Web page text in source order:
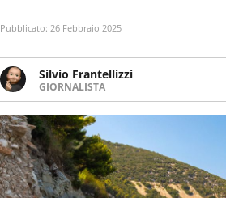
Pubblicato: 26 Febbraio 2025
Silvio Frantellizzi
GIORNALISTA
Giornalista pubblicista. Da oltre
scrivendo di sport, attualità,